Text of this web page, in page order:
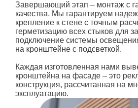
Завершающий этап – монтаж с
качества. Мы гарантируем
крепление к стене с точным
герметизацию всех стыков для
подключение системы
на кронштейне с подсветкой.
Каждая изготовленная нами
кронштейна на фасаде– это
конструкция, рассчитанная на
эксплуатацию.